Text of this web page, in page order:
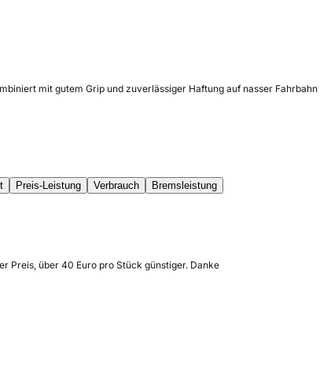
mit gutem Grip und zuverlässiger Haftung auf nasser
Preis-Leistung Verbrauch
Bremsleistung
Preis, über 40 Euro pro Stück günstiger. Danke